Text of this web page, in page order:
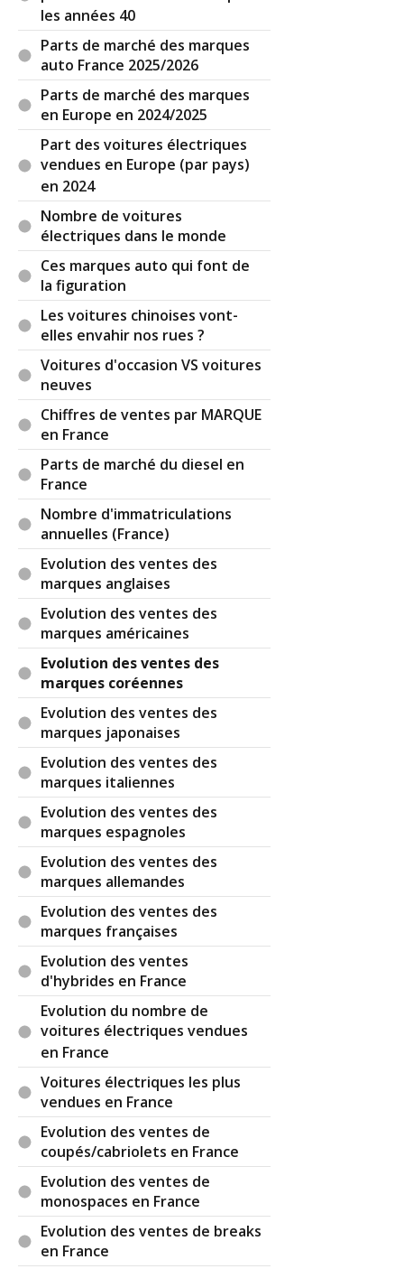
les années 40
Parts de marché des marques
auto France 2025/2026
Parts de marché des marques
en Europe en 2024/2025
Part des voitures électriques
vendues en Europe (par pays)
en 2024
Nombre de voitures
électriques dans le monde
Ces marques auto qui font de
la figuration
Les voitures chinoises vont-
elles envahir nos rues ?
Voitures d'occasion VS voitures
neuves
Chiffres de ventes par MARQUE
en France
Parts de marché du diesel en
France
Nombre d'immatriculations
annuelles (France)
Evolution des ventes des
marques anglaises
Evolution des ventes des
marques américaines
Evolution des ventes des
marques coréennes
Evolution des ventes des
marques japonaises
Evolution des ventes des
marques italiennes
Evolution des ventes des
marques espagnoles
Evolution des ventes des
marques allemandes
Evolution des ventes des
marques françaises
Evolution des ventes
d'hybrides en France
Evolution du nombre de
voitures électriques vendues
en France
Voitures électriques les plus
vendues en France
Evolution des ventes de
coupés/cabriolets en France
Evolution des ventes de
monospaces en France
Evolution des ventes de breaks
en France